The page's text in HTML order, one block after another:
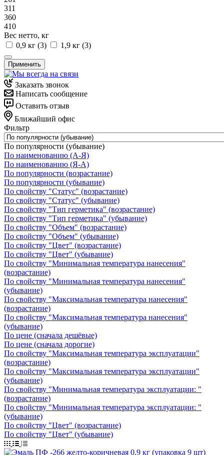
311
360
410
Вес нетто, кг
0,9 кг (3) 1,9 кг (3)
Применить
Заказать звонок
Написать сообщение
Оставить отзыв
Ближайший офис
Фильтр
По популярности (убывание)
По наименованию (А-Я)
По наименованию (Я-А)
По популярности (возрастание)
По популярности (убывание)
По свойству "Статус" (возрастание)
По свойству "Статус" (убывание)
По свойству "Тип герметика" (возрастание)
По свойству "Тип герметика" (убывание)
По свойству "Объем" (возрастание)
По свойству "Объем" (убывание)
По свойству "Цвет" (возрастание)
По свойству "Цвет" (убывание)
По свойству "Минимальная температура нанесения"
(возрастание)
По свойству "Минимальная температура нанесения"
(убывание)
По свойству "Максимальная температура нанесения"
(возрастание)
По свойству "Максимальная температура нанесения"
(убывание)
По цене (сначала дешёвые)
По цене (сначала дорогие)
По свойству "Максимальная температура эксплуатации"
(возрастание)
По свойству "Максимальная температура эксплуатации"
(убывание)
По свойству "Минимальная температура эксплуатации: "
(возрастание)
По свойству "Минимальная температура эксплуатации: "
(убывание)
По свойству "Цвет" (возрастание)
По свойству "Цвет" (убывание)